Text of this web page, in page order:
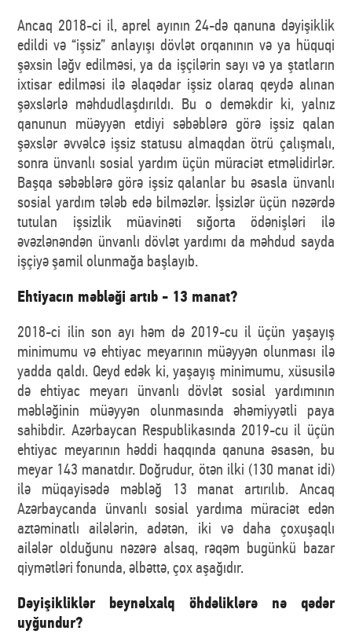
Ancaq 2018-ci il, aprel ayının 24-də qanuna dəyişiklik
edildi və “işsiz” anlayışı dövlət orqanının və ya hüquqi
şəxsin ləğv edilməsi, ya da işçilərin sayı və ya ştatların
ixtisar edilməsi ilə əlaqədar işsiz olaraq qeydə alınan
şəxslərlə məhdudlaşdırıldı. Bu o deməkdir ki, yalnız
qanunun müəyyən etdiyi səbəblərə görə işsiz qalan
şəxslər əvvəlcə işsiz statusu almaqdan ötrü çalışmalı,
sonra ünvanlı sosial yardım üçün müraciət etməlidirlər.
Başqa səbəblərə görə işsiz qalanlar bu əsasla ünvanlı
sosial yardım tələb edə bilməzlər. İşsizlər üçün nəzərdə
tutulan işsizlik müavinəti sığorta ödənişləri ilə
əvəzlənəndən ünvanlı dövlət yardımı da məhdud sayda
işçiyə şamil olunmağa başlayıb.
Ehtiyacın məbləği artıb - 13 manat?
2018-ci ilin son ayı həm də 2019-cu il üçün yaşayış
minimumu və ehtiyac meyarının müəyyən olunması ilə
yadda qaldı. Qeyd edək ki, yaşayış minimumu, xüsusilə
də ehtiyac meyarı ünvanlı dövlət sosial yardımının
məbləğinin müəyyən olunmasında əhəmiyyətli paya
sahibdir. Azərbaycan Respublikasında 2019-cu il üçün
ehtiyac meyarının həddi haqqında qanuna əsasən, bu
meyar 143 manatdır. Doğrudur, ötən ilki (130 manat idi)
ilə müqayisədə məbləğ 13 manat artırılıb. Ancaq
Azərbaycanda ünvanlı sosial yardıma müraciət edən
aztəminatlı ailələrin, adətən, iki və daha çoxuşaqlı
ailələr olduğunu nəzərə alsaq, rəqəm bugünkü bazar
qiymətləri fonunda, əlbəttə, çox aşağıdır.
Dəyişikliklər beynəlxalq öhdəliklərə nə qədər
uyğundur?